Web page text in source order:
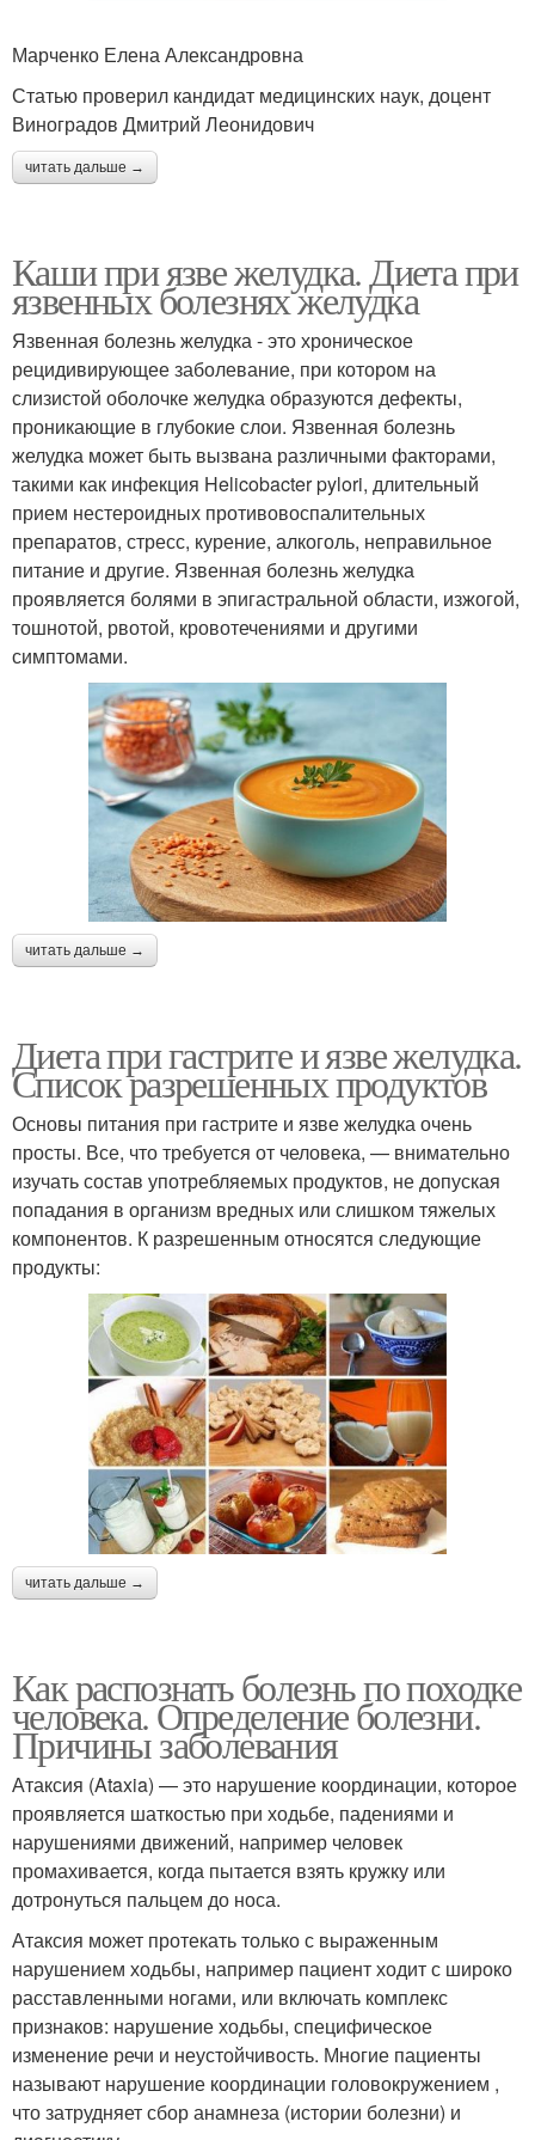
Марченко Елена Александровна
Статью проверил кандидат медицинских наук, доцент
Виноградов Дмитрий Леонидович
читать дальше →
Каши при язве желудка. Диета при
язвенных болезнях желудка
Язвенная болезнь желудка - это хроническое
рецидивирующее заболевание, при котором на
слизистой оболочке желудка образуются дефекты,
проникающие в глубокие слои. Язвенная болезнь
желудка может быть вызвана различными факторами,
такими как инфекция Helicobacter pylori, длительный
прием нестероидных противовоспалительных
препаратов, стресс, курение, алкоголь, неправильное
питание и другие. Язвенная болезнь желудка
проявляется болями в эпигастральной области, изжогой,
тошнотой, рвотой, кровотечениями и другими
симптомами.
читать дальше →
Диета при гастрите и язве желудка.
Список разрешенных продуктов
Основы питания при гастрите и язве желудка очень
просты. Все, что требуется от человека, — внимательно
изучать состав употребляемых продуктов, не допуская
попадания в организм вредных или слишком тяжелых
компонентов. К разрешенным относятся следующие
продукты:
читать дальше →
Как распознать болезнь по походке
человека. Определение болезни.
Причины заболевания
Атаксия (Ataxia) — это нарушение координации, которое
проявляется шаткостью при ходьбе, падениями и
нарушениями движений, например человек
промахивается, когда пытается взять кружку или
дотронуться пальцем до носа.
Атаксия может протекать только с выраженным
нарушением ходьбы, например пациент ходит с широко
расставленными ногами, или включать комплекс
признаков: нарушение ходьбы, специфическое
изменение речи и неустойчивость. Многие пациенты
называют нарушение координации головокружением ,
что затрудняет сбор анамнеза (истории болезни) и